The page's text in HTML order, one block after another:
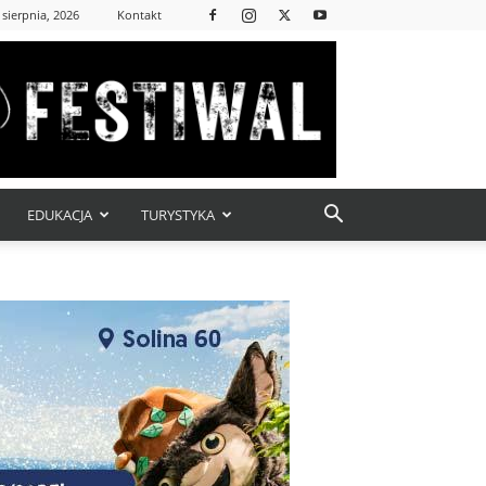
2026 Kontakt
EDUKACJA TURYSTYKA